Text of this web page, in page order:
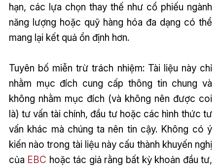
hạn, các lựa chọn thay thế như cổ phiếu ngành
năng lượng hoặc quỹ hàng hóa đa dạng có thể
mang lại kết quả ổn định hơn.
Tuyên bố miễn trừ trách nhiệm: Tài liệu này chỉ
nhằm mục đích cung cấp thông tin chung và
không nhằm mục đích (và không nên được coi
là) tư vấn tài chính, đầu tư hoặc các hình thức tư
vấn khác mà chúng ta nên tin cậy. Không có ý
kiến nào trong tài liệu này cấu thành khuyến nghị
của EBC hoặc tác giả rằng bất kỳ khoản đầu tư,